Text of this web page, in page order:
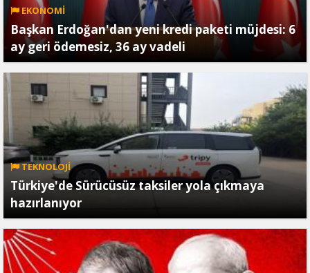
EKONOMİ
Başkan Erdoğan'dan yeni kredi paketi müjdesi: 6
ay geri ödemesiz, 36 ay vadeli
TEKNOLOJİ
Türkiye'de Sürücüsüz taksiler yola çıkmaya
hazırlanıyor